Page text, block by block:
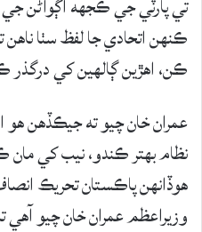
ڪنهن اتحادي جا لفظ سٺا
ڪن، اهڙين ڳالهين کي
عمران خان چيو ته جيڪڏهن هو
نظام بهتر ڪندو، نيب کي
هوڏانهن پاڪستان تحريڪ